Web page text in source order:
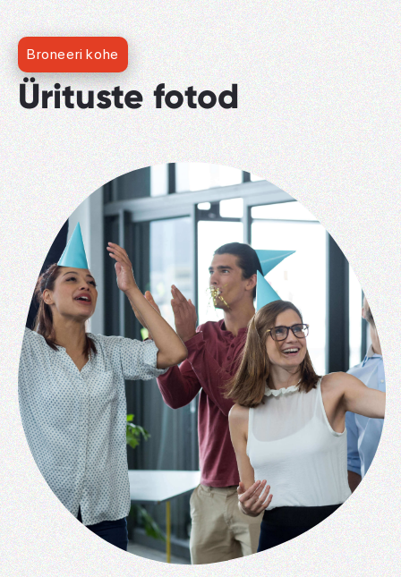
Broneeri kohe
Ürituste fotod